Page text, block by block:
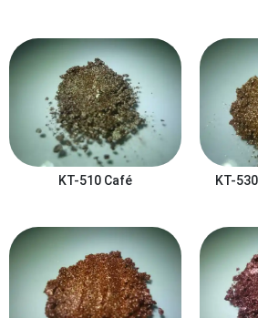
KT-510 Café KT-530